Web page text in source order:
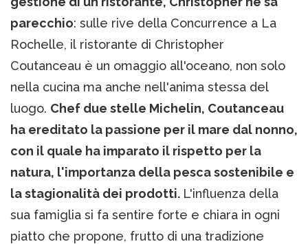
parecchio: sulle rive della Concurrence a La
Rochelle, il ristorante di Christopher
Coutanceau è un omaggio all'oceano, non solo
nella cucina ma anche nell'anima stessa del
luogo. Chef due stelle Michelin, Coutanceau
ha ereditato la passione per il mare dal nonno,
con il quale ha imparato il rispetto per la
natura, l'importanza della pesca sostenibile e
la stagionalità dei prodotti. L'influenza della
sua famiglia si fa sentire forte e chiara in ogni
piatto che propone, frutto di una tradizione